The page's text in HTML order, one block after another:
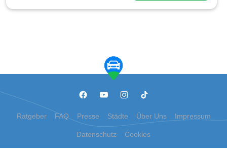
Ratgeber FAQ Presse Städte Über Uns Impressum
Datenschutz Cookies